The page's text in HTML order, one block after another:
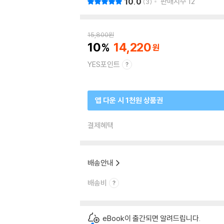
15,800원
10 14,220
YES포인트
앱 다운 시 1천원 상품권
결제혜택
배송안내
배송비
eBook이 출간되면 알려드립니다.